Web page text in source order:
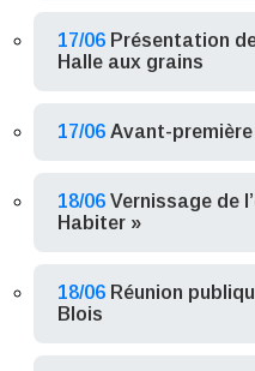
17/06 Présentation
Halle aux grains
17/06 Avant-
18/06 Vernissage de
Habiter »
18/06 Réunion
Blois